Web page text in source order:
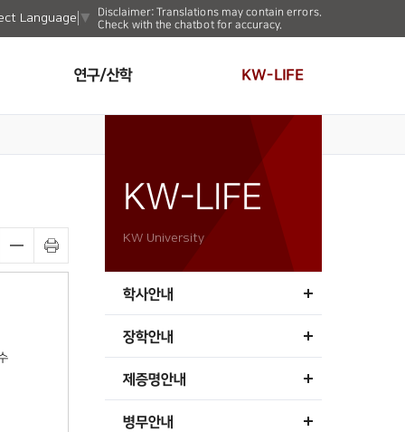
Language ▼
Disclaimer: Translations may contain errors.
Check with the chatbot for accuracy.
연구/산학 KW-LIFE
KW-LIFE
KW University
학사안내
장학안내
제증명안내
병무안내